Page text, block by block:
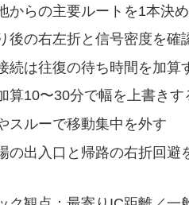
からの主要ルートを1本決
後の右左折と信号密度を確
続は往復の待ち時間を加算
算10〜30分で幅を上書きす
スルーで移動集中を外す
の出入口と帰路の右折回避